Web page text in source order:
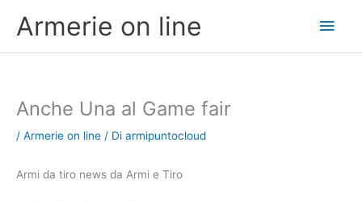
Armerie on line
Anche Una al Game fair
/ Armerie on line / Di armipuntocloud
Armi da tiro news da Armi e Tiro